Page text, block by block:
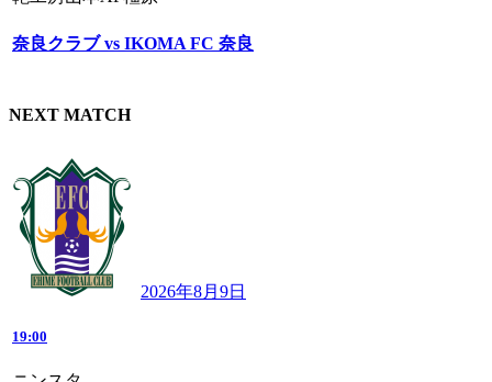
奈良クラブ vs IKOMA FC 奈良
NEXT MATCH
2026年8月9日
19:00